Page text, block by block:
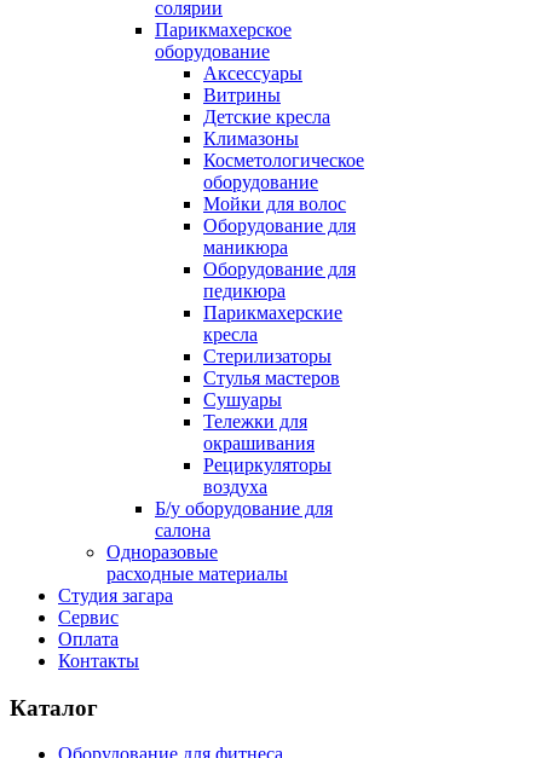
солярии
Парикмахерское
оборудование
Аксессуары
Витрины
Детские кресла
Климазоны
Косметологическое
оборудование
Мойки для волос
Оборудование для
маникюра
Оборудование для
педикюра
Парикмахерские
кресла
Стерилизаторы
Стулья мастеров
Сушуары
Тележки для
окрашивания
Рециркуляторы
воздуха
Б/у оборудование для
салона
Одноразовые
расходные материалы
Студия загара
Сервис
Оплата
Контакты
Каталог